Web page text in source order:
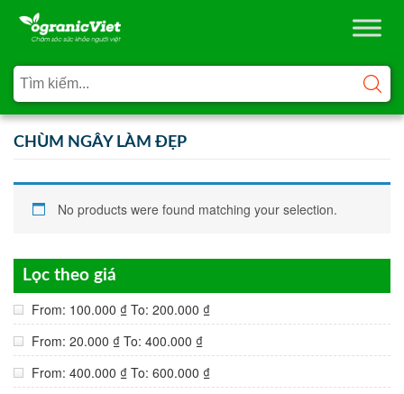
CHÙM NGÂY LÀM ĐẸP
No products were found matching your selection.
Lọc theo giá
From: 100.000 ₫ To: 200.000 ₫
From: 20.000 ₫ To: 400.000 ₫
From: 400.000 ₫ To: 600.000 ₫